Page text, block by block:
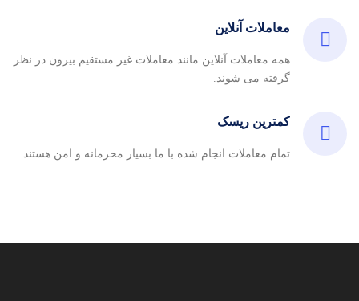
معاملات آنلاین
همه معاملات آنلاین مانند معاملات غیر مستقیم بیرون در نظر
گرفته می شوند.
کمترین ریسک
تمام معاملات انجام شده با ما بسیار محرمانه و امن هستند